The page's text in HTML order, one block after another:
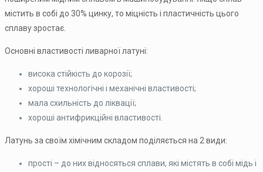
містить в собі до 30% цинку, то міцність і пластичність цього
сплаву зростає.
Основні властивості ливарної латуні:
висока стійкість до корозії;
хороші технологічні і механічні властивості;
мала схильність до ліквації;
хороші антифрикційні властивості.
Латунь за своїм хімічним складом поділяється на 2 види:
прості – до них відносяться сплави, які містять в собі мідь і